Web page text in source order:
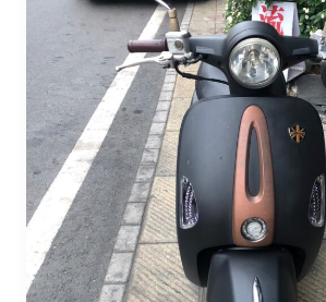
_2015
光
Kymco
Many
110
代
步
車